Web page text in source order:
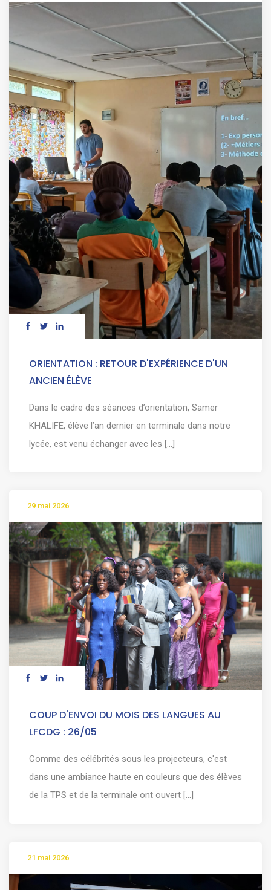
ORIENTATION : RETOUR D'EXPÉRIENCE D'UN
ANCIEN ÉLÈVE
Dans le cadre des séances d’orientation, Samer
KHALIFE, élève l’an dernier en terminale dans notre
lycée, est venu échanger avec les [...]
29 mai 2026
COUP D'ENVOI DU MOIS DES LANGUES AU
LFCDG : 26/05
Comme des célébrités sous les projecteurs, c'est
dans une ambiance haute en couleurs que des élèves
de la TPS et de la terminale ont ouvert [...]
21 mai 2026